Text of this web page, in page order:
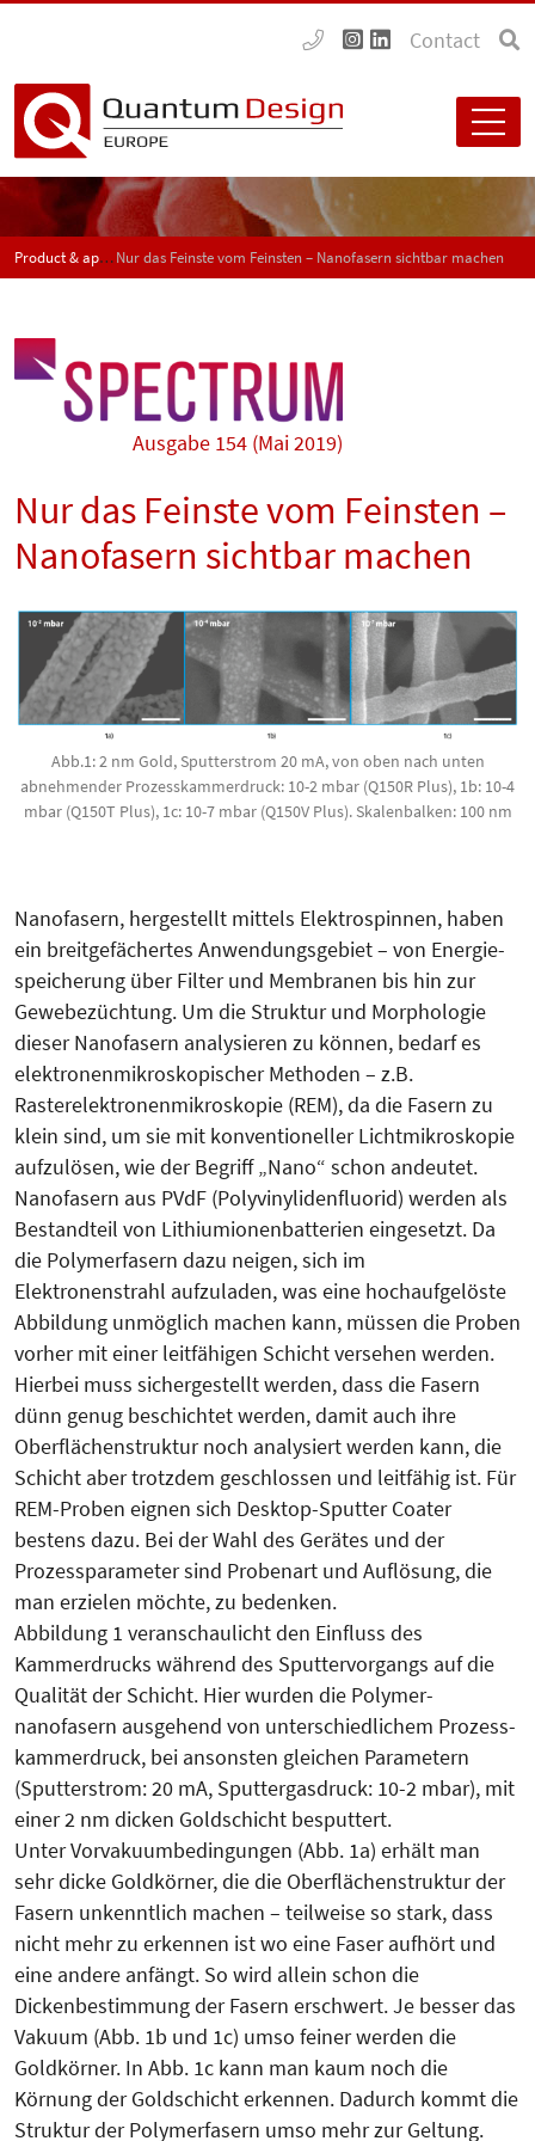
Contact
Product & application news - SPECTRUMNur das Feinste vom Feinsten – Nanofasern sichtbar machen
Ausgabe 154 (Mai 2019)
Nur das Feinste vom Feinsten –
Nanofasern sichtbar machen
Abb.1: 2 nm Gold, Sputterstrom 20 mA, von oben nach unten
abnehmender Prozesskammerdruck: 10-2 mbar (Q150R Plus), 1b: 10-4
mbar (Q150T Plus), 1c: 10-7 mbar (Q150V Plus). Skalenbalken: 100 nm
Nanofasern, hergestellt mittels Elektrospinnen, haben
ein breitgefächertes Anwendungsgebiet – von Energie­
speicherung über Filter und Membranen bis hin zur
Gewebe­züch­tung. Um die Struktur und Mor­pho­logie
dieser Nanofasern analysieren zu können, bedarf es
elektronenmikroskopischer Methoden – z.B.
Rasterelektronenmikroskopie (REM), da die Fasern zu
klein sind, um sie mit konventioneller Lichtmikroskopie
aufzulösen, wie der Begriff „Nano“ schon andeutet.
Nanofasern aus PVdF (Polyvinyl­iden­fluorid) werden als
Bestandteil von Lithiumionenbatterien eingesetzt. Da
die Polymerfasern dazu neigen, sich im
Elektronenstrahl aufzuladen, was eine hochaufgelöste
Abbildung unmöglich machen kann, müssen die Proben
vorher mit einer leitfähigen Schicht versehen werden.
Hierbei muss sichergestellt werden, dass die Fasern
dünn genug beschichtet werden, damit auch ihre
Oberflächenstruktur noch analysiert werden kann, die
Schicht aber trotzdem geschlossen und leitfähig ist. Für
REM-Proben eignen sich Desktop-Sputter Coater
bestens dazu. Bei der Wahl des Gerätes und der
Prozessparameter sind Probenart und Auflösung, die
man erzielen möchte, zu bedenken.
Abbildung 1 veranschaulicht den Einfluss des
Kammerdrucks während des Sputtervorgangs auf die
Qua­li­tät der Schicht. Hier wurden die Poly­mer­
nanofasern ausgehend von unterschiedlichem Prozess­
kam­merdruck, bei ansonsten gleichen Para­me­tern
(Sputter­strom: 20 mA, Sputter­gas­druck: 10-2 mbar), mit
einer 2 nm dicken Goldschicht besput­tert.
Unter Vorvakuumbedingungen (Abb. 1a) erhält man
sehr dicke Gold­körner, die die Oberflächenstruk­tur der
Fa­sern unkenntlich machen – teilweise so stark, dass
nicht mehr zu erkennen ist wo eine Faser aufhört und
eine andere anfängt. So wird allein schon die
Dickenbestimmung der Fasern erschwert. Je besser das
Vakuum (Abb. 1b und 1c) umso feiner werden die
Goldkörner. In Abb. 1c kann man kaum noch die
Körnung der Goldschicht erkennen. Dadurch kommt die
Struktur der Polymerfasern umso mehr zur Geltung.